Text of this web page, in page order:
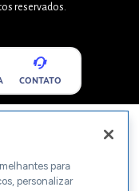
reservados.
CONTATO
para
personalizar